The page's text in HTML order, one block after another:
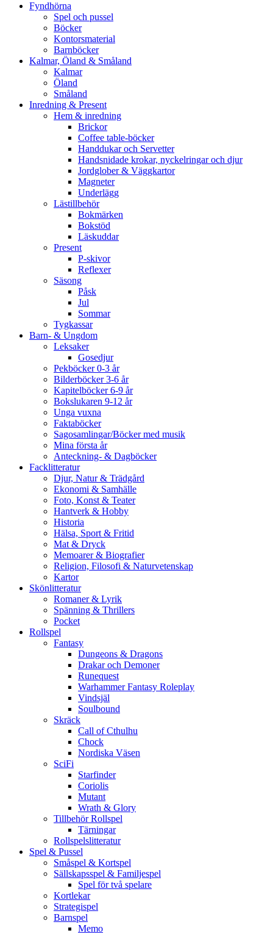
Fyndhörna
Spel och pussel
Böcker
Kontorsmaterial
Barnböcker
Kalmar, Öland & Småland
Kalmar
Öland
Småland
Inredning & Present
Hem & inredning
Brickor
Coffee table-böcker
Handdukar och Servetter
Handsnidade krokar, nyckelringar och djur
Jordglober & Väggkartor
Magneter
Underlägg
Lästillbehör
Bokmärken
Bokstöd
Läskuddar
Present
P-skivor
Reflexer
Säsong
Påsk
Jul
Sommar
Tygkassar
Barn- & Ungdom
Leksaker
Gosedjur
Pekböcker 0-3 år
Bilderböcker 3-6 år
Kapitelböcker 6-9 år
Bokslukaren 9-12 år
Unga vuxna
Faktaböcker
Sagosamlingar/Böcker med musik
Mina första år
Anteckning- & Dagböcker
Facklitteratur
Djur, Natur & Trädgård
Ekonomi & Samhälle
Foto, Konst & Teater
Hantverk & Hobby
Historia
Hälsa, Sport & Fritid
Mat & Dryck
Memoarer & Biografier
Religion, Filosofi & Naturvetenskap
Kartor
Skönlitteratur
Romaner & Lyrik
Spänning & Thrillers
Pocket
Rollspel
Fantasy
Dungeons & Dragons
Drakar och Demoner
Runequest
Warhammer Fantasy Roleplay
Vindsjäl
Soulbound
Skräck
Call of Cthulhu
Chock
Nordiska Väsen
SciFi
Starfinder
Coriolis
Mutant
Wrath & Glory
Tillbehör Rollspel
Tärningar
Rollspelslitteratur
Spel & Pussel
Småspel & Kortspel
Sällskapsspel & Familjespel
Spel för två spelare
Kortlekar
Strategispel
Barnspel
Memo